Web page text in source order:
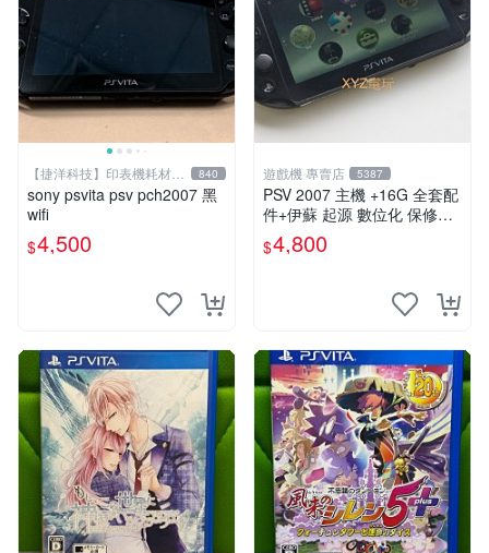
【捷洋科技】印表機耗材專
賣
840
sony psvita psv pch2007 黑
wifi
$4,500
遊戲機 專賣店 5387
PSV 2007 主機 +16G 全套配
件+伊蘇 起源 數位化 保修一
年 品質有保障
$4,800